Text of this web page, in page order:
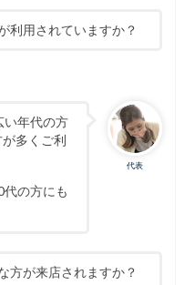
利用されていますか？
代表
い年代の方
多くご利
の方にも
方が来店されますか？